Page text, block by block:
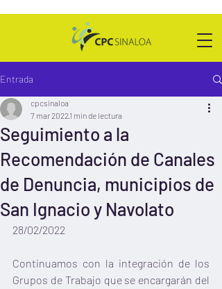
Entrada
Seguimiento a la
Recomendación de Canales
de Denuncia, municipios de
San Ignacio y Navolato
cpcsinaloa
7 mar 20221 min de lectura
28/02/2022
Continuamos con la integración de los
Grupos de Trabajo que se encargarán del